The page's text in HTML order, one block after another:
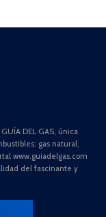
DEL GAS, única
gas natural,
www.guiadelgas.com
del fascinante y